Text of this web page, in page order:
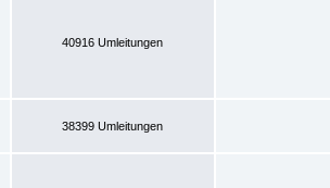
40916 Umleitungen
38399 Umleitungen